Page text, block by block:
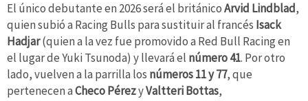
El único debutante en 2026 será el británicoArvid Lindblad,
quien subió a Racing Bulls para sustituir al francés Isack
Hadjar(quien a la vez fue promovido a Red Bull Racing en
el lugar de Yuki Tsunoda) y llevará el número 41. Por otro
lado, vuelven a la parrilla los números 11 y 77, que
pertenecen aCheco PérezyValtteri Bottas,